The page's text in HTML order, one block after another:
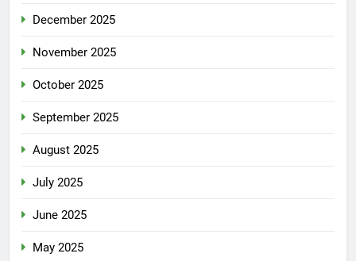
December 2025
November 2025
October 2025
September 2025
August 2025
July 2025
June 2025
May 2025